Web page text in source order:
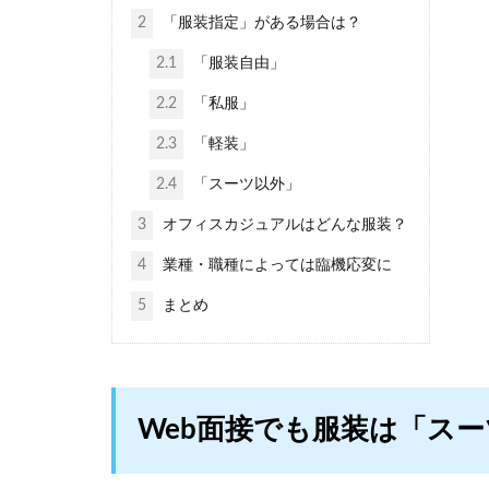
2 「服装指定」がある場合は？
2.1 「服装自由」
2.2 「私服」
2.3 「軽装」
2.4 「スーツ以外」
3 オフィスカジュアルはどんな服装？
4 業種・職種によっては臨機応変に
5 まとめ
Web面接でも服装は「ス